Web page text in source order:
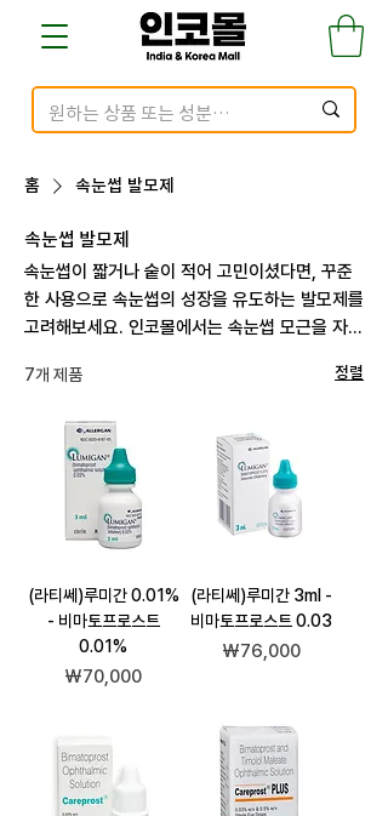
홈 속눈썹 발모제
속눈썹 발모제
속눈썹이 짧거나 숱이 적어 고민이셨다면, 꾸준
한 사용으로 속눈썹의 성장을 유도하는 발모제를
고려해보세요. 인코몰에서는 속눈썹 모근을 자극
품만을 엄선해 제공합니다. 눈가에 사용하는 제
하게 확인한 브랜드들로 구성되어 있어, 매일의
뷰티 루틴 속에서도 안심하고 사용할 수 있습니
다. 원하는 눈매 연출을 위한 속눈썹 케어, 지금
바로 시작해보세요.
7개 제품 정렬
(라티쎄)루미간 0.01%
- 비마토프로스트
0.01%
가격
₩70,000
(라티쎄)루미간 3ml -
비마토프로스트 0.03
가격
₩76,000